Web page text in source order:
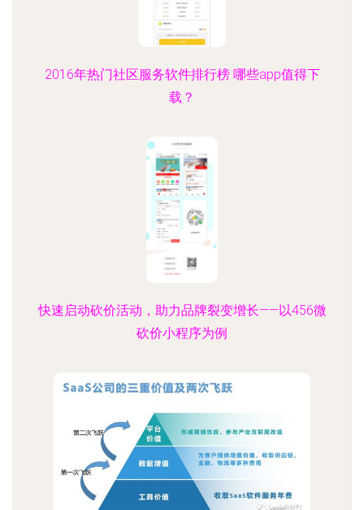
2016年热门社区服务软件排行榜 哪些app值得下
载？
快速启动砍价活动，助力品牌裂变增长——以456微
砍价小程序为例